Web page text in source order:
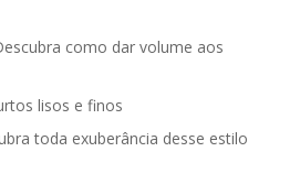
como dar volume aos
lisos e finos
toda exuberância desse estilo